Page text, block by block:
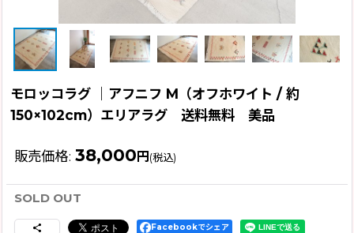
モロッコラグ ｜アフニフ M（オフホワイト / 約
150×102cm）エリアラグ 送料無料 美品
販売価格: 38,000円(税込)
SOLD OUT
Facebookでシェア